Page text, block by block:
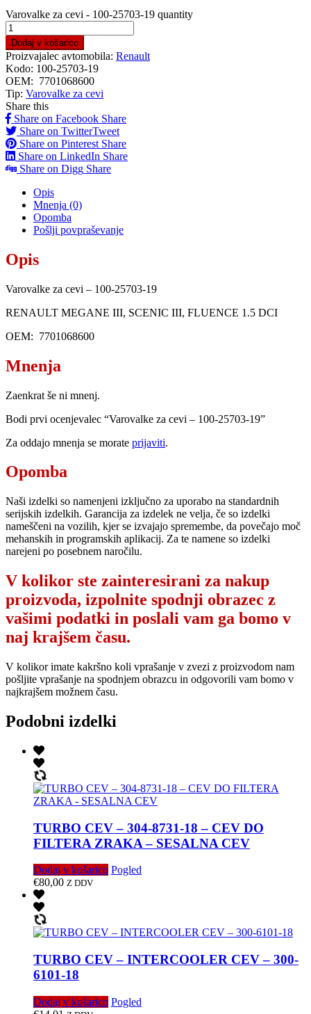
Varovalke za cevi - 100-25703-19 quantity
Dodaj v košarico
Proizvajalec avtomobila: Renault
Kodo: 100-25703-19
OEM: 7701068600
Tip: Varovalke za cevi
Share this
Share on Facebook Share
Share on TwitterTweet
Share on Pinterest Share
Share on LinkedIn Share
Share on Digg Share
Opis
Mnenja (0)
Opomba
Pošlji povpraševanje
Opis
Varovalke za cevi – 100-25703-19
RENAULT MEGANE III, SCENIC III, FLUENCE 1.5 DCI
OEM: 7701068600
Mnenja
Zaenkrat še ni mnenj.
Bodi prvi ocenjevalec “Varovalke za cevi – 100-25703-19”
Za oddajo mnenja se morate prijaviti.
Opomba
Naši izdelki so namenjeni izključno za uporabo na standardnih
serijskih izdelkih. Garancija za izdelek ne velja, če so izdelki
nameščeni na vozilih, kjer se izvajajo spremembe, da povečajo moč
mehanskih in programskih aplikacij. Za te namene so izdelki
narejeni po posebnem naročilu.
V kolikor ste zainteresirani za nakup
proizvoda, izpolnite spodnji obrazec z
vašimi podatki in poslali vam ga bomo v
naj krajšem času.
V kolikor imate kakršno koli vprašanje v zvezi z proizvodom nam
pošljite vprašanje na spodnjem obrazcu in odgovorili vam bomo v
najkrajšem možnem času.
Podobni izdelki
TURBO CEV – 304-8731-18 – CEV DO
FILTERA ZRAKA – SESALNA CEV
Dodaj v košarico Pogled
€80,00 Z DDV
TURBO CEV – INTERCOOLER CEV – 300-
6101-18
Dodaj v košarico Pogled